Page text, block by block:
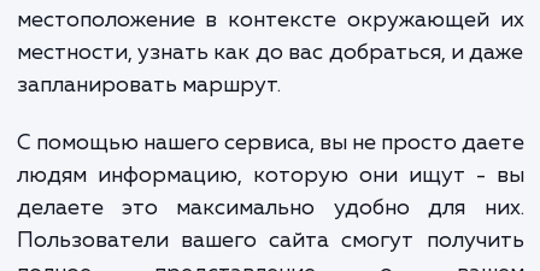
на ваш сайт направлены на решение
проблемы. Это не просто картинка с
адресом. Это интерактивный элемент,
позволяет пользователям увидеть
местоположение в контексте
местности, узнать как до вас добраться, и
запланировать маршрут.